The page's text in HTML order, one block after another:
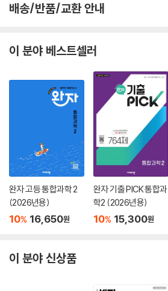
배송/반품/교환 안내
이 분야 베스트셀러
완자 고등 통합과학 2
(2026년용)
10% 16,650원
완자 기출 PICK 통합과
학2 (2026년용)
10% 15,300원
이 분야 신상품